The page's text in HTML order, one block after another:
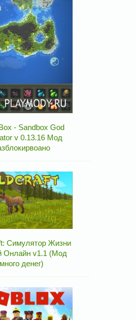
- Sandbox God
v 0.13.16 Мод
Симулятор Жизни
Онлайн v1.1 (Мод
много денег)